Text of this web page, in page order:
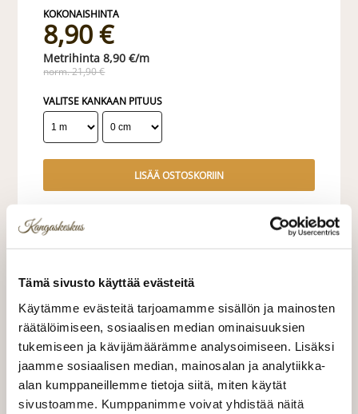
Tämä sivusto käyttää evästeitä
Käytämme evästeitä tarjoamamme sisällön ja mainosten
räätälöimiseen, sosiaalisen median ominaisuuksien
tukemiseen ja kävijämäärämme analysoimiseen. Lisäksi
jaamme sosiaalisen median, mainosalan ja analytiikka-
alan kumppaneillemme tietoja siitä, miten käytät
sivustoamme. Kumppanimme voivat yhdistää näitä
8,90 €
8,90 €/m
norm. 21,90 €
VALITSE KANKAAN PITUUS
LISÄÄ OSTOSKORIIN
Valitse mukaan ompelupalvelu
Purjerengasverho leveys max 150
cm
+ 42,00 €